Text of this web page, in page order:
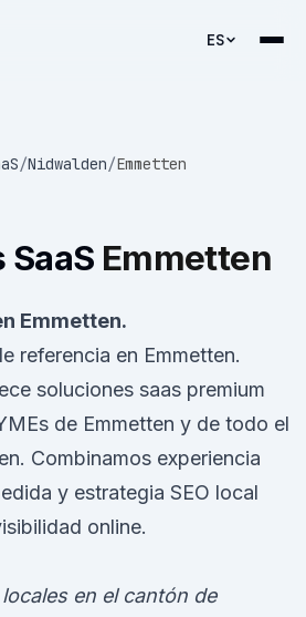
ES
/Nidwalden/Emmetten
Emmetten
Emmetten.
referencia en Emmetten.
soluciones saas premium
de Emmetten y de todo el
Combinamos experiencia
y estrategia SEO local
online.
en el cantón de